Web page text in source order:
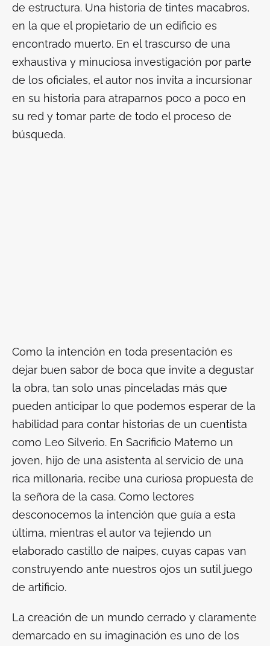
de estructura. Una historia de tintes macabros,
en la que el propietario de un edificio es
encontrado muerto. En el trascurso de una
exhaustiva y minuciosa investigación por parte
de los oficiales, el autor nos invita a incursionar
en su historia para atraparnos poco a poco en
su red y tomar parte de todo el proceso de
búsqueda.
Como la intención en toda presentación es
dejar buen sabor de boca que invite a degustar
la obra, tan solo unas pinceladas más que
pueden anticipar lo que podemos esperar de la
habilidad para contar historias de un cuentista
como Leo Silverio. En Sacrificio Materno un
joven, hijo de una asistenta al servicio de una
rica millonaria, recibe una curiosa propuesta de
la señora de la casa. Como lectores
desconocemos la intención que guía a esta
última, mientras el autor va tejiendo un
elaborado castillo de naipes, cuyas capas van
construyendo ante nuestros ojos un sutil juego
de artificio.
La creación de un mundo cerrado y claramente
demarcado en su imaginación es uno de los